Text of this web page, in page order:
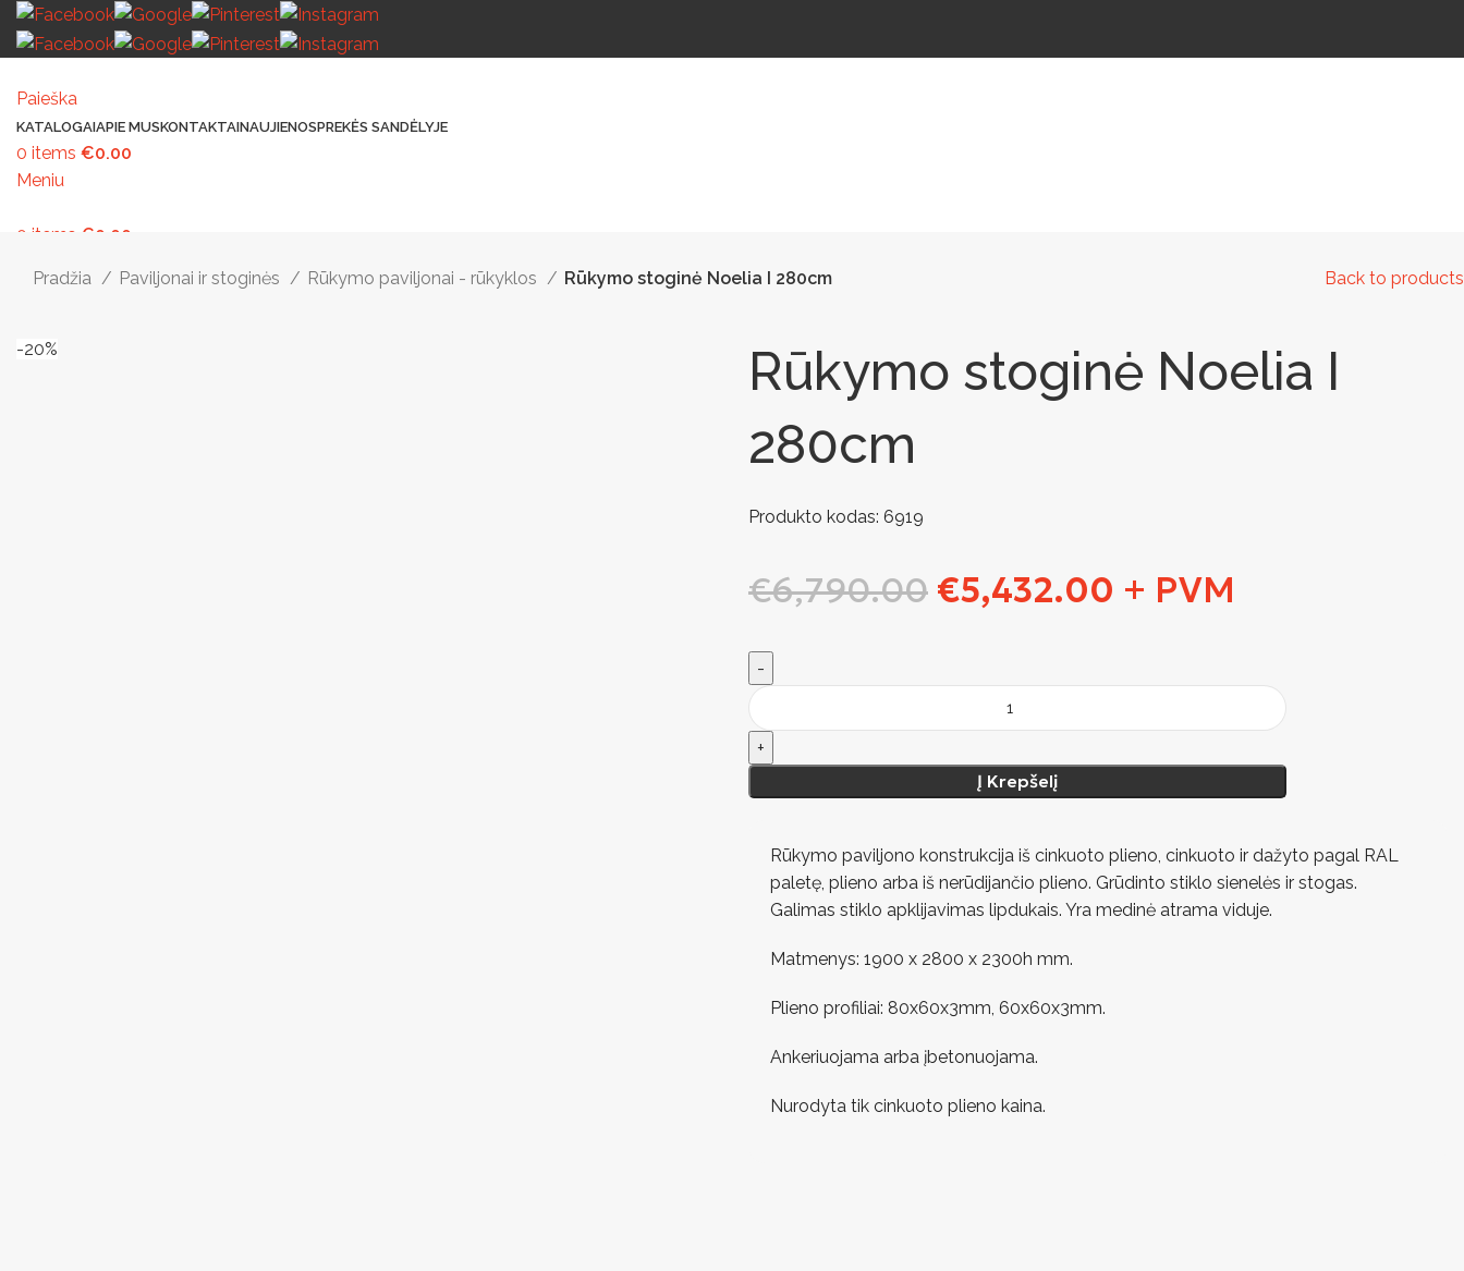
Paieška
KATALOGAIAPIE MUSKONTAKTAINAUJIENOSPREKĖS SANDĖLYJE
0 items €0.00
Meniu
0 items €0.00
Pradžia Paviljonai ir stoginės Rūkymo paviljonai - rūkyklos Rūkymo stoginė Noelia I 280cm Back to products
-20%
Rūkymo stoginė Noelia I
280cm
Produkto kodas: 6919
€6,790.00 €5,432.00 + PVM
Į Krepšelį
Rūkymo paviljono konstrukcija iš cinkuoto plieno, cinkuoto ir dažyto pagal RAL
paletę, plieno arba iš nerūdijančio plieno. Grūdinto stiklo sienelės ir stogas.
Galimas stiklo apklijavimas lipdukais. Yra medinė atrama viduje.
Matmenys: 1900 x 2800 x 2300h mm.
Plieno profiliai: 80x60x3mm, 60x60x3mm.
Ankeriuojama arba įbetonuojama.
Nurodyta tik cinkuoto plieno kaina.